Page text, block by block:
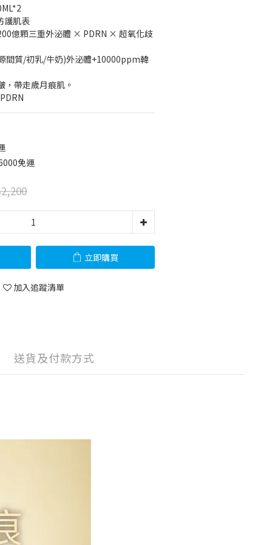
護肌表
億顆三重外泌體 × PDRN × 超氧化歧
間質/初乳/牛奶)外泌體+10000ppm韓
帶走歲月痕肌。
免運
立即購買
加入追蹤清單
送貨及付款方式